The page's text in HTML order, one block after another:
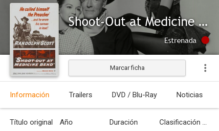
Shoot-Out at Medicine Bend
Estrenada
Marcar ficha
Información Trailers DVD / Blu-Ray Noticias
Título original Año Duración Clasificación por edades